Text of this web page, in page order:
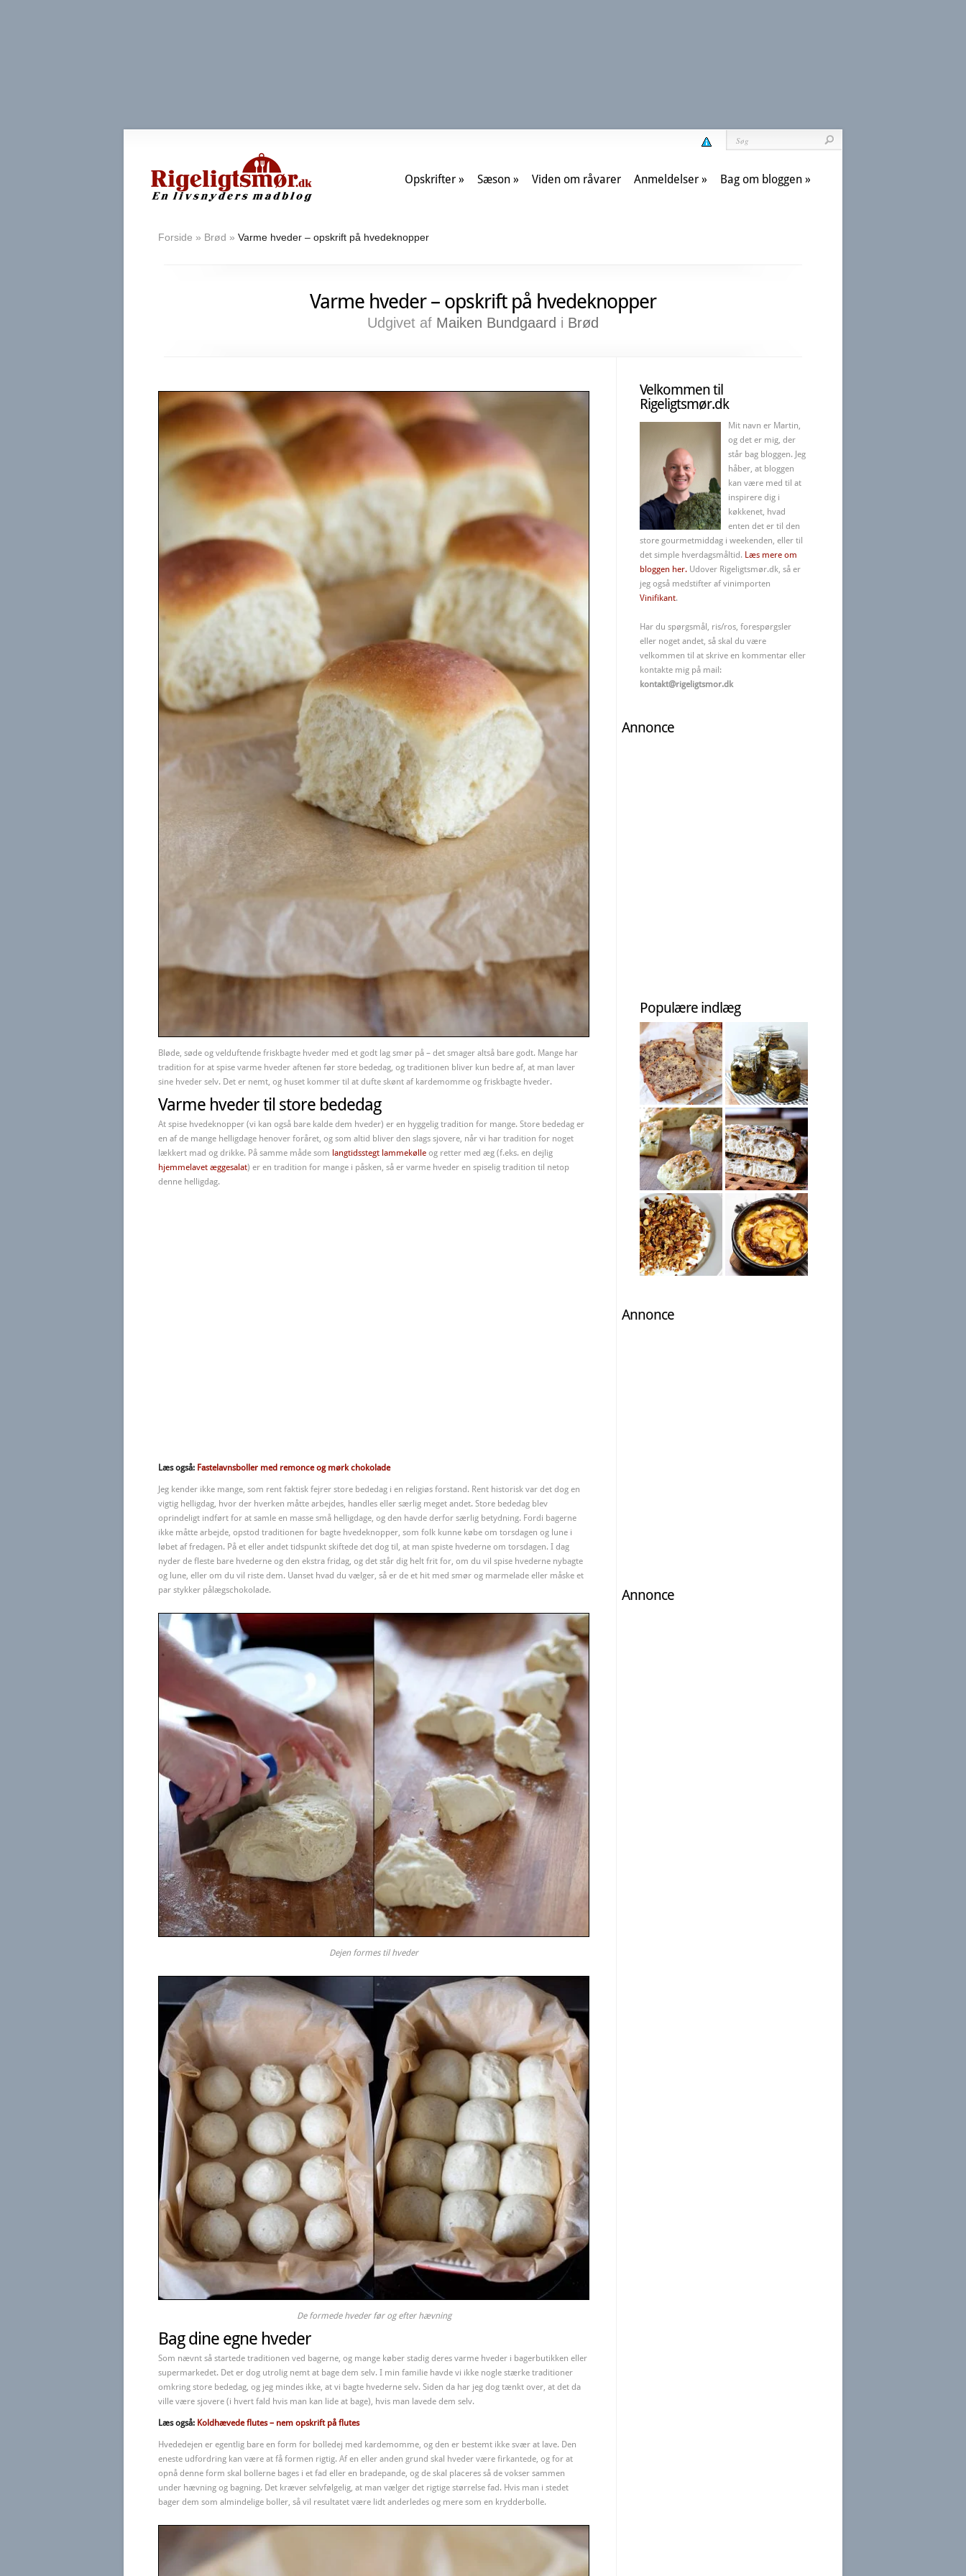
Opskrifter Sæson Viden om råvarer Anmeldelser Bag om bloggen
Forside » Brød » Varme hveder – opskrift på hvedeknopper
Varme hveder – opskrift på hvedeknopper
Udgivet af Maiken Bundgaard i Brød
Bløde, søde og velduftende friskbagte hveder med et godt lag smør på – det smager altså bare godt. Mange har
tradition for at spise varme hveder aftenen før store bededag, og traditionen bliver kun bedre af, at man laver
sine hveder selv. Det er nemt, og huset kommer til at dufte skønt af kardemomme og friskbagte hveder.
Varme hveder til store bededag
At spise hvedeknopper (vi kan også bare kalde dem hveder) er en hyggelig tradition for mange. Store bededag er
en af de mange helligdage henover foråret, og som altid bliver den slags sjovere, når vi har tradition for noget
lækkert mad og drikke. På samme måde som langtidsstegt lammekølle og retter med æg (f.eks. en dejlig
hjemmelavet æggesalat) er en tradition for mange i påsken, så er varme hveder en spiselig tradition til netop
denne helligdag.
Læs også: Fastelavnsboller med remonce og mørk chokolade
Jeg kender ikke mange, som rent faktisk fejrer store bededag i en religiøs forstand. Rent historisk var det dog en
vigtig helligdag, hvor der hverken måtte arbejdes, handles eller særlig meget andet. Store bededag blev
oprindeligt indført for at samle en masse små helligdage, og den havde derfor særlig betydning. Fordi bagerne
ikke måtte arbejde, opstod traditionen for bagte hvedeknopper, som folk kunne købe om torsdagen og lune i
løbet af fredagen. På et eller andet tidspunkt skiftede det dog til, at man spiste hvederne om torsdagen. I dag
nyder de fleste bare hvederne og den ekstra fridag, og det står dig helt frit for, om du vil spise hvederne nybagte
og lune, eller om du vil riste dem. Uanset hvad du vælger, så er de et hit med smør og marmelade eller måske et
par stykker pålægschokolade.
Dejen formes til hveder
De formede hveder før og efter hævning
Bag dine egne hveder
Som nævnt så startede traditionen ved bagerne, og mange køber stadig deres varme hveder i bagerbutikken eller
supermarkedet. Det er dog utrolig nemt at bage dem selv. I min familie havde vi ikke nogle stærke traditioner
omkring store bededag, og jeg mindes ikke, at vi bagte hvederne selv. Siden da har jeg dog tænkt over, at det da
ville være sjovere (i hvert fald hvis man kan lide at bage), hvis man lavede dem selv.
Læs også: Koldhævede flutes – nem opskrift på flutes
Hvededejen er egentlig bare en form for bolledej med kardemomme, og den er bestemt ikke svær at lave. Den
eneste udfordring kan være at få formen rigtig. Af en eller anden grund skal hveder være firkantede, og for at
opnå denne form skal bollerne bages i et fad eller en bradepande, og de skal placeres så de vokser sammen
under hævning og bagning. Det kræver selvfølgelig, at man vælger det rigtige størrelse fad. Hvis man i stedet
bager dem som almindelige boller, så vil resultatet være lidt anderledes og mere som en krydderbolle.
Velkommen til
Rigeligtsmør.dk
Mit navn er Martin,
og det er mig, der
står bag bloggen. Jeg
håber, at bloggen
kan være med til at
inspirere dig i
køkkenet, hvad
enten det er til den
store gourmetmiddag i weekenden, eller til
det simple hverdagsmåltid. Læs mere om
bloggen her. Udover Rigeligtsmør.dk, så er
jeg også medstifter af vinimporten
Vinifikant.
Har du spørgsmål, ris/ros, forespørgsler
eller noget andet, så skal du være
velkommen til at skrive en kommentar eller
kontakte mig på mail:
kontakt@rigeligtsmor.dk
Annonce
Populære indlæg
Annonce
Annonce